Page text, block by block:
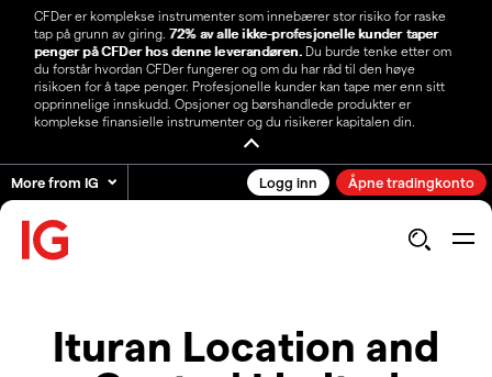
CFDer er komplekse instrumenter som innebærer stor risiko for raske
tap på grunn av giring. 72% av alle ikke-profesjonelle kunder taper
penger på CFDer hos denne leverandøren.Du burde tenke etter om
du forstår hvordan CFDer fungerer og om du har råd til den høye
risikoen for å tape penger. Profesjonelle kunder kan tape mer enn sitt
opprinnelige innskudd. Opsjoner og børshandlede produkter er
komplekse finansielle instrumenter og du risikerer kapitalen din.
More from IG Logg inn Åpne tradingkonto
Ituran Location and